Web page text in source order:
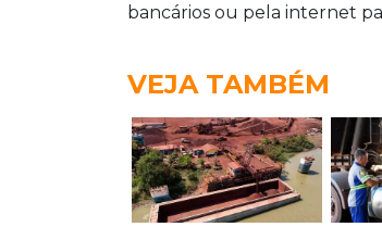
bancários ou pela internet
VEJA TAMBÉM